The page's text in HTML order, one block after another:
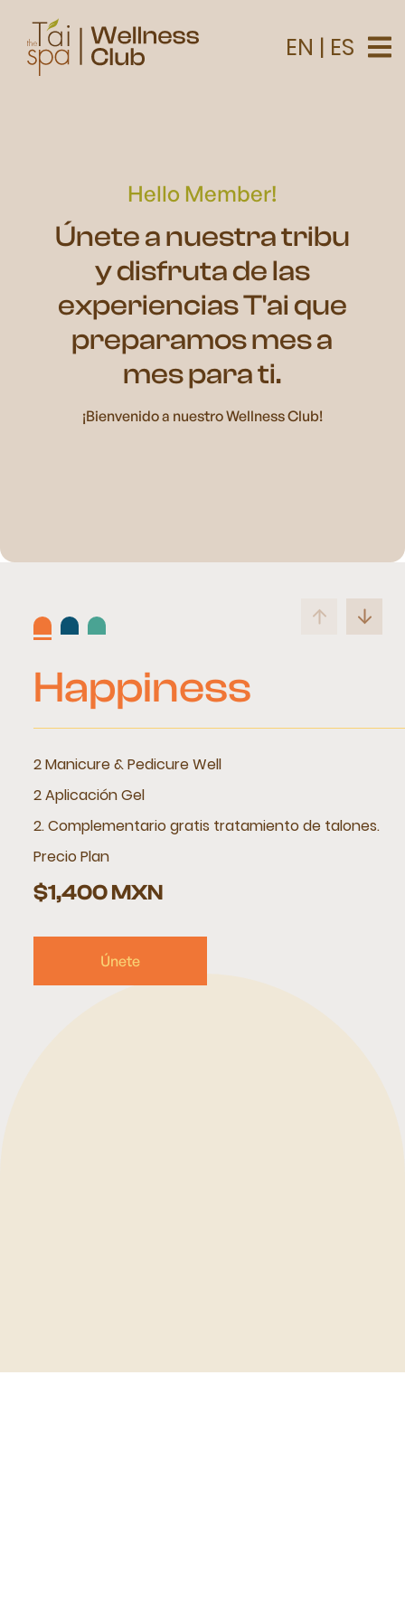
EN | ES
Hello Member!
Únete a nuestra tribu
y disfruta de las
experiencias T'ai que
preparamos mes a
mes para ti.
¡Bienvenido a nuestro Wellness Club!
Happiness
2 Manicure & Pedicure Well
2 Aplicación Gel
2. Complementario gratis tratamiento de talones.
Precio Plan
$1,400 MXN
Únete